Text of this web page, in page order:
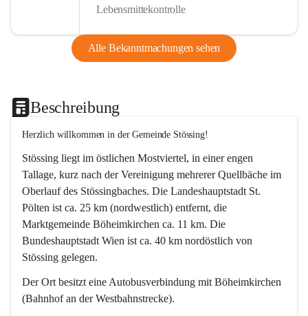
Lebensmittekontrolle
Alle Bekanntmachungen sehen
Beschreibung
Herzlich willkommen in der Gemeinde Stössing!
Stössing liegt im östlichen Mostviertel, in einer engen
Tallage, kurz nach der Vereinigung mehrerer Quellbäche im
Oberlauf des Stössingbaches. Die Landeshauptstadt St.
Pölten ist ca. 25 km (nordwestlich) entfernt, die
Marktgemeinde Böheimkirchen ca. 11 km. Die
Bundeshauptstadt Wien ist ca. 40 km nordöstlich von
Stössing gelegen.
Der Ort besitzt eine Autobusverbindung mit Böheimkirchen
(Bahnhof an der Westbahnstrecke).